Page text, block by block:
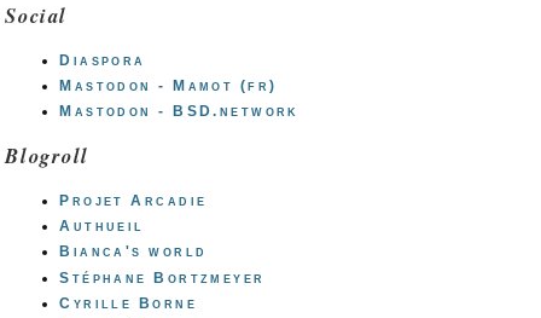
Social
Diaspora
Mastodon - Mamot (fr)
Mastodon - BSD.network
Blogroll
Projet Arcadie
Authueil
Bianca's world
Stéphane Bortzmeyer
Cyrille Borne